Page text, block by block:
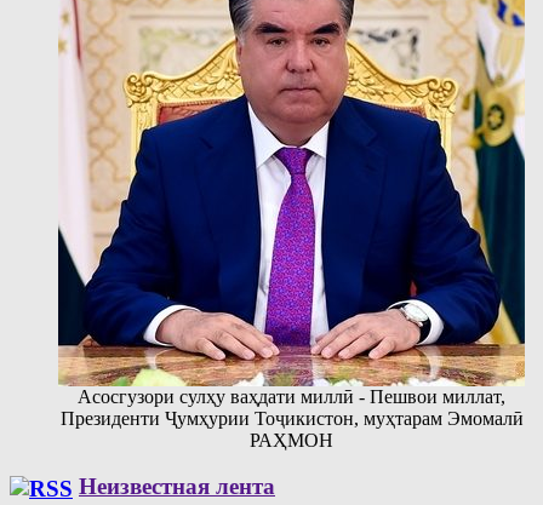
Асосгузори сулҳу ваҳдати миллӣ - Пешвои миллат,
Президенти Ҷумҳурии Тоҷикистон, муҳтарам Эмомалӣ
РАҲМОН
Неизвестная лента